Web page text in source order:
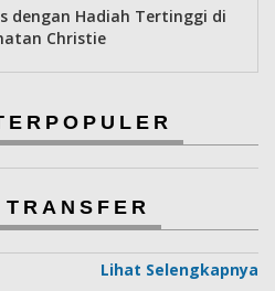
dengan Hadiah Tertinggi di
Christie
Lihat Selengkapnya